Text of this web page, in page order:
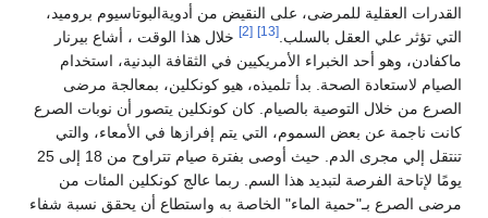
القدرات العقلية للمرضى، على النقيض من أدويةالبوتاسيوم بروميد،
التي تؤثر علي العقل بالسلب.[13]
[2]
خلال هذا الوقت ، أشاع بيرنار
ماكفادن، وهو أحد الخبراء الأمريكيين في الثقافة البدنية، استخدام
الصيام لاستعادة الصحة. بدأ تلميذه، هيو كونكلين، بمعالجة مرضى
الصرع من خلال التوصية بالصيام. كان كونكلين يتصور أن نوبات الصرع
كانت ناجمة عن بعض السموم، التي يتم إفرازها في الأمعاء، والتي
تنتقل إلي مجرى الدم. حيث أوصى بفترة صيام تتراوح من 18 إلى 25
يومًا لإتاحة الفرصة لتبديد هذا السم. ربما عالج كونكلين المئات من
مرضى الصرع بـ"حمية الماء" الخاصة به واستطاع أن يحقق نسبة شفاء